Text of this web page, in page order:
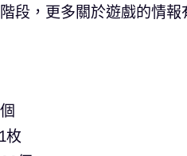
段，更多關於遊戲的情報
枚